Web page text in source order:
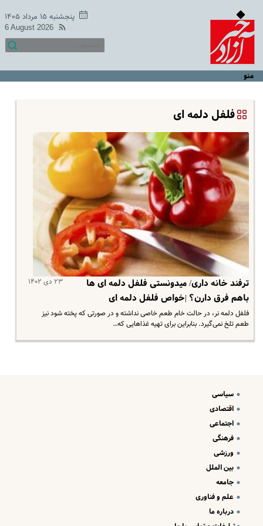
پنجشنبه ۱۵ مرداد ۱۴۰۵
6 August 2026
منو
فلفل دلمه ای
۲۳ دی ۱۴۰۲
ترفند خانه داری/ میدونستی فلفل دلمه ای ها
باهم فرق دارن؟ |خواص فلفل دلمه ای
فلفل دلمه نر، در حالت خام طعم خاصی نداشته و در صورتی که پخته شود نیز
طعم تلخ نمی‌گیرد. بنابراین برای تهیه غذاهایی که…
سیاسی
اقتصادی
اجتماعی
فرهنگی
ورزشی
بین الملل
جامعه
علم و فناوری
درباره ما